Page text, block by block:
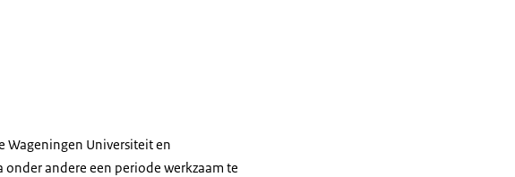
Wageningen Universiteit en
andere een periode werkzaam te